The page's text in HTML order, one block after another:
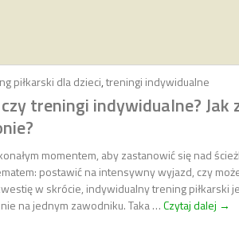
piłkarski dla dzieci,treningi indywidualne
treningi indywidualne?
momentem, aby zastanowić się nad
postawić na intensywny wyjazd, czy
w skrócie, indywidualny trening piłkarski
na jednym zawodniku. Taka …Czytaj dalej →